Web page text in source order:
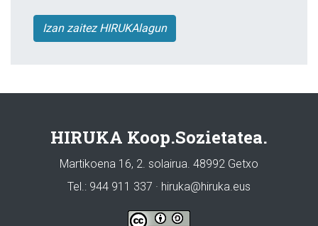
Izan zaitez HIRUKAlagun
HIRUKA Koop.Sozietatea.
Martikoena 16, 2. solairua. 48992 Getxo
Tel.: 944 911 337 · hiruka@hiruka.eus